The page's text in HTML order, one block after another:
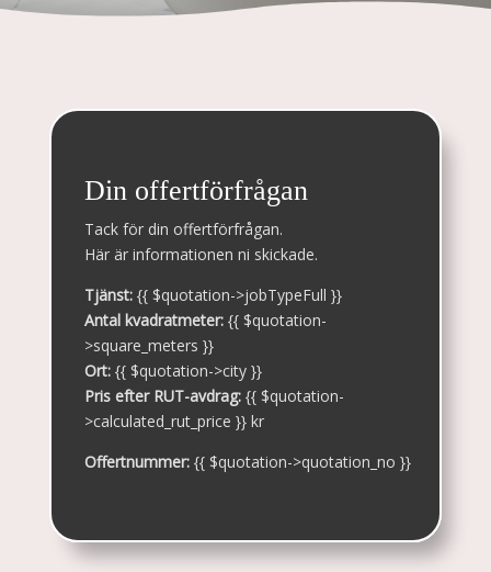
Din offertförfrågan
Tack för din offertförfrågan.
Här är informationen ni skickade.
Tjänst: {{ $quotation->jobTypeFull }}
Antal kvadratmeter: {{ $quotation-
>square_meters }}
Ort: {{ $quotation->city }}
Pris efter RUT-avdrag: {{ $quotation-
>calculated_rut_price }} kr
Offertnummer: {{ $quotation->quotation_no }}